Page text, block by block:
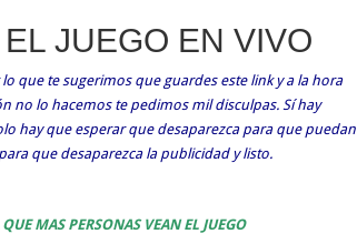
JUEGO EN VIVO
que te sugerimos que guardes este link y a la hora
no lo hacemos te pedimos mil disculpas. Sí hay
hay que esperar que desaparezca para que puedan
que desaparezca la publicidad y listo.
MAS PERSONAS VEAN EL JUEGO